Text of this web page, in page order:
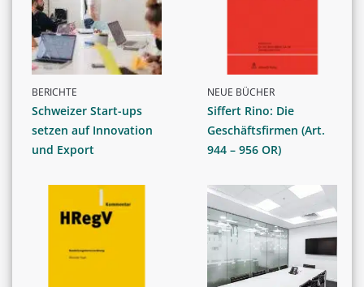
BERICHTE
Schweizer Start-ups
setzen auf Innovation
und Export
NEUE BÜCHER
Siffert Rino: Die
Geschäftsfirmen (Art.
944 – 956 OR)